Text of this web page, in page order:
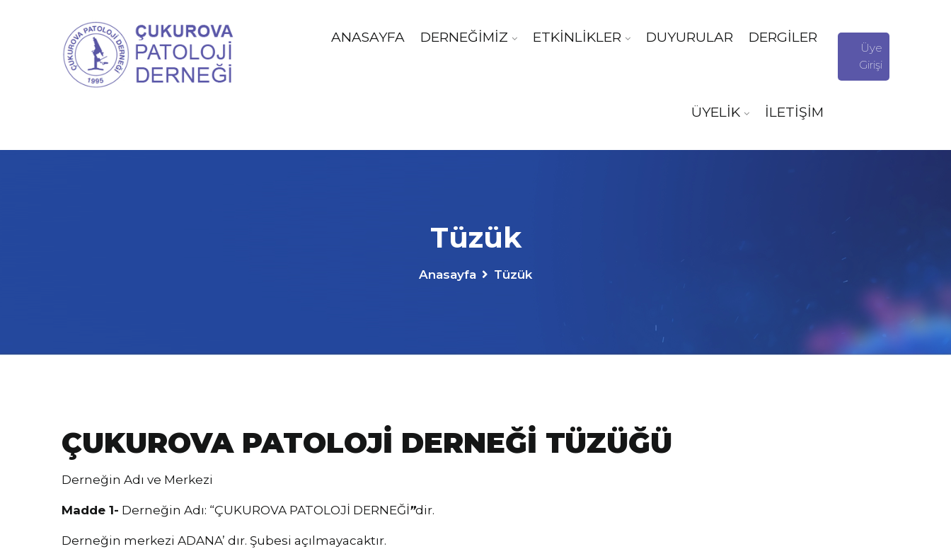
ANASAYFA DERNEĞİMİZ ETKİNLİKLER DUYURULAR DERGİLER
ÜYELİK İLETİŞİM
Üye
Girişi
Tüzük
Anasayfa Tüzük
ÇUKUROVA PATOLOJİ DERNEĞİ TÜZÜĞÜ
Derneğin Adı ve Merkezi
Madde 1- Derneğin Adı: “ÇUKUROVA PATOLOJİ DERNEĞİ”dir.
Derneğin merkezi ADANA’ dır. Şubesi açılmayacaktır.